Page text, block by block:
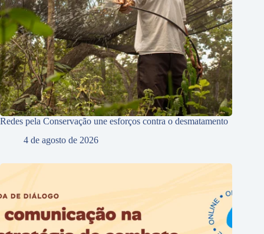
Redes pela Conservação une esforços contra o desmatamento
4 de agosto de 2026